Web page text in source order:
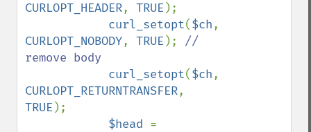
CURLOPT_HEADER, TRUE );
curl_setopt($ch
CURLOPT_NOBODY, TRUE ); //
remove body
curl_setopt($ch
CURLOPT_RETURNTRANSFER
TRUE );
$head